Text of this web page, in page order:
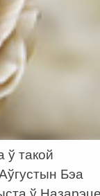
ў такой
Бэа